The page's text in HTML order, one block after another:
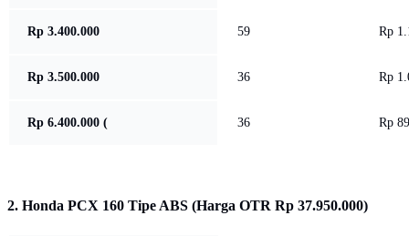
Rp 3.400.000 59 Rp
Rp 3.500.000 36 Rp
Rp 6.400.000 ( 36 Rp
2. Honda PCX 160 Tipe ABS (Harga OTR Rp 37.950.000)